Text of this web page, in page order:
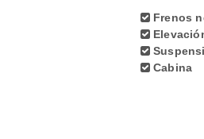
Frenos
Cabina